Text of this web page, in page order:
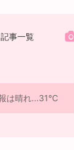
記事一覧
は晴れ...31℃